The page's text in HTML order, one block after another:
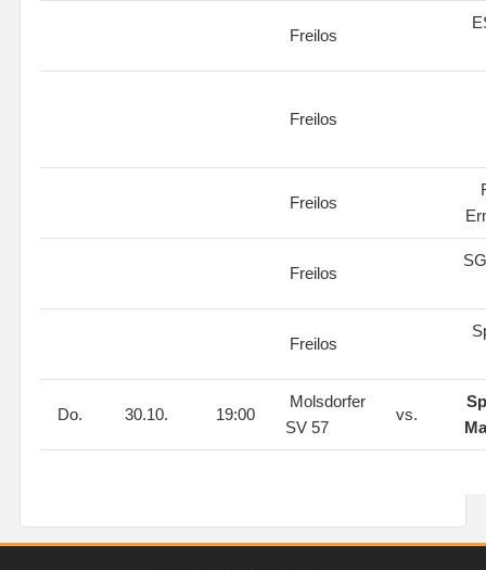
Freilos
Freilos
Freilos
Freilos
Freilos
Do. 30.10. 19:00
Molsdorfer
SV 57
vs.